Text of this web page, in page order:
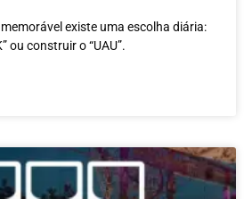
existe uma escolha diária:
ou construir o “UAU”.